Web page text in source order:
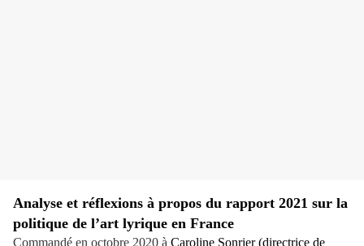
Analyse et réflexions à propos du rapport 2021 sur la
politique de l’art lyrique en France
Commandé en octobre 2020 à Caroline Sonrier (directrice de